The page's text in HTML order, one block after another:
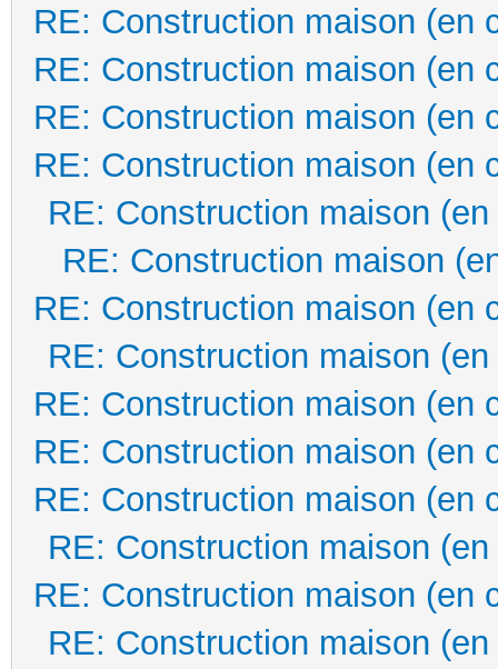
RE: Construction maison (en
RE: Construction maison (en
RE: Construction maison (en
RE: Construction maison (en
RE: Construction maison
RE: Construction maison
RE: Construction maison (en
RE: Construction maison
RE: Construction maison (en
RE: Construction maison (en
RE: Construction maison (en
RE: Construction maison
RE: Construction maison (en
RE: Construction maison